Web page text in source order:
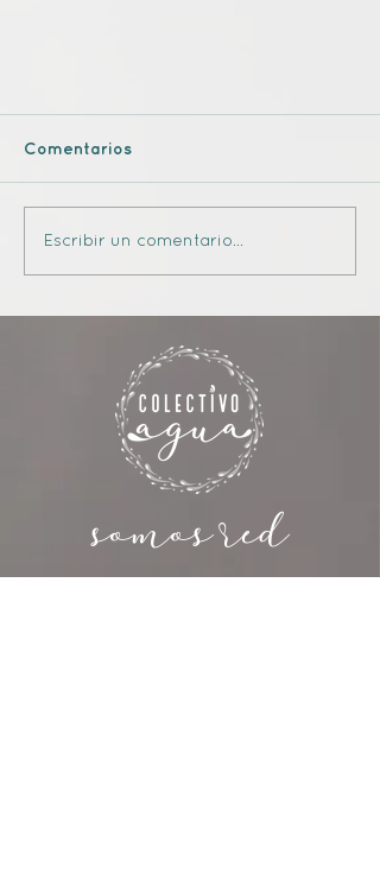
Cielo & Tierra - videopoesía
Comentarios
Escribir un comentario...
somos red